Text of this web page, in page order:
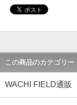
この商品のカテゴリー
WACHI FIELD通販